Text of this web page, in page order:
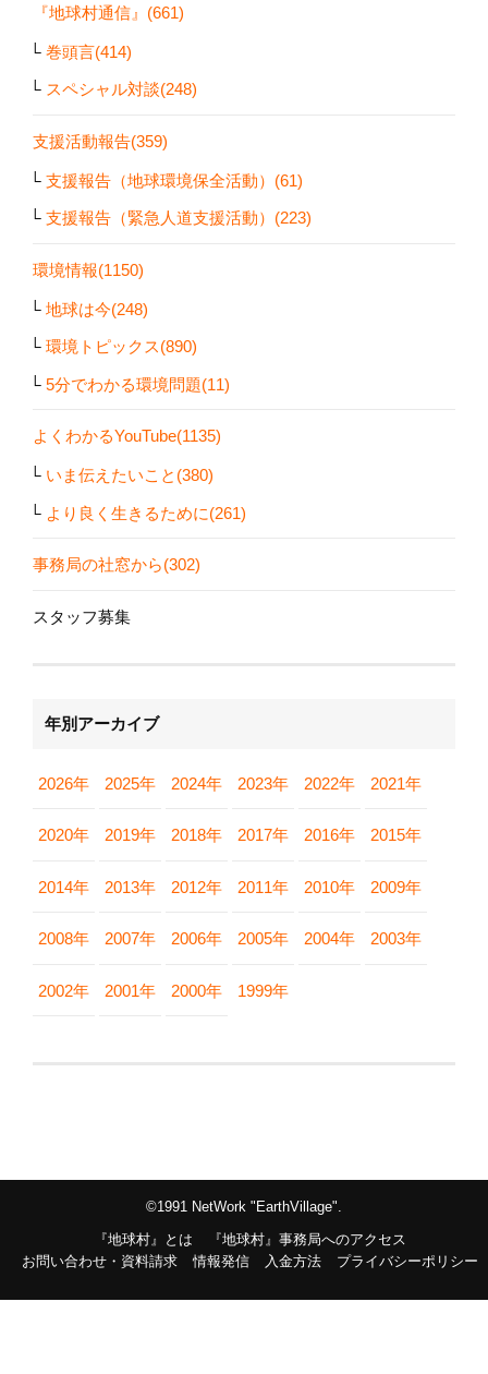
『地球村通信』(661)
巻頭言(414)
スペシャル対談(248)
支援活動報告(359)
支援報告（地球環境保全活動）(61)
支援報告（緊急人道支援活動）(223)
環境情報(1150)
地球は今(248)
環境トピックス(890)
5分でわかる環境問題(11)
よくわかるYouTube(1135)
いま伝えたいこと(380)
より良く生きるために(261)
事務局の社窓から(302)
スタッフ募集
年別アーカイブ
2026年 2025年 2024年 2023年 2022年 2021年
2020年 2019年 2018年 2017年 2016年 2015年
2014年 2013年 2012年 2011年 2010年 2009年
2008年 2007年 2006年 2005年 2004年 2003年
2002年 2001年 2000年 1999年
©1991 NetWork "EarthVillage".
『地球村』とは
『地球村』事務局へのアクセス
お問い合わせ・資料請求
情報発信 入金方法 プライバシーポリシー